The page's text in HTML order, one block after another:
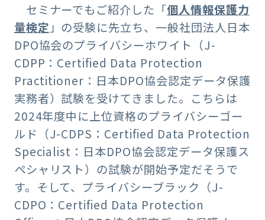
セミナーでもご紹介した「個人情報保護力
量検定」の受験に先立ち、一般社団法人日本
DPO協会のプライバシーホワイト（J-
CDPP：Certified Data Protection
Practitioner：日本DPO協会認定データ保護
実務者）試験を受けてきました。こちらは
2024年度中に上位資格のプライバシーゴー
ルド（J-CDPS：Certified Data Protection
Specialist：日本DPO協会認定データ保護ス
ペシャリスト）の試験が開始予定だそうで
す。そして、プライバシーブラック（J-
CDPO：Certified Data Protection